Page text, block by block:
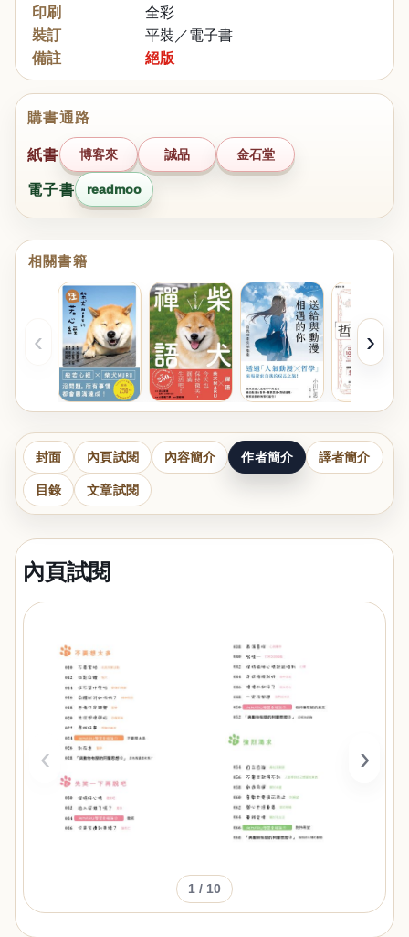
印刷
全彩
裝訂
平裝／電子書
備註
絕版
購書通路
紙書 博客來 誠品 金石堂
電子書 readmoo
相關書籍
‹ ›
封面 內頁試閱 內容簡介 作者簡介 譯者簡介
目錄 文章試閱
內頁試閱
‹ ›
1 / 10